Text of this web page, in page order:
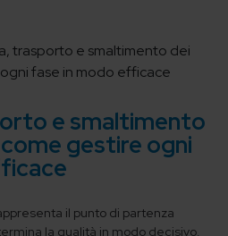
trasporto e smaltimento dei
fase in modo efficace
e smaltimento
gestire ogni
il punto di partenza
la qualità in modo decisivo.